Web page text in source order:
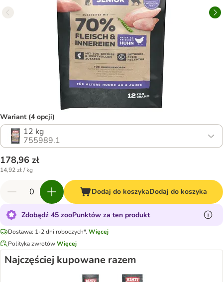
Wariant (4 opcji)
12 kg
755989.1
178,96 zł
14,92 zł / kg
Dodaj do koszykaDodaj do koszyka
Zdobądź 45 zooPunktów za ten produkt
Dostawa: 1-2 dni roboczych*. Więcej
Polityka zwrotówWięcej
Najczęściej kupowane razem